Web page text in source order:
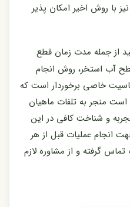
با روش اخیر امکان پذیر
از جمله مدت زمان قطع
آب استخر، روش انجام
خاصی برخوردار است که
منجر به تلفات ماهیان
و شناخت کافی در این
انجام عملیات قبل از هر
گرفته و از مشاوره لازم